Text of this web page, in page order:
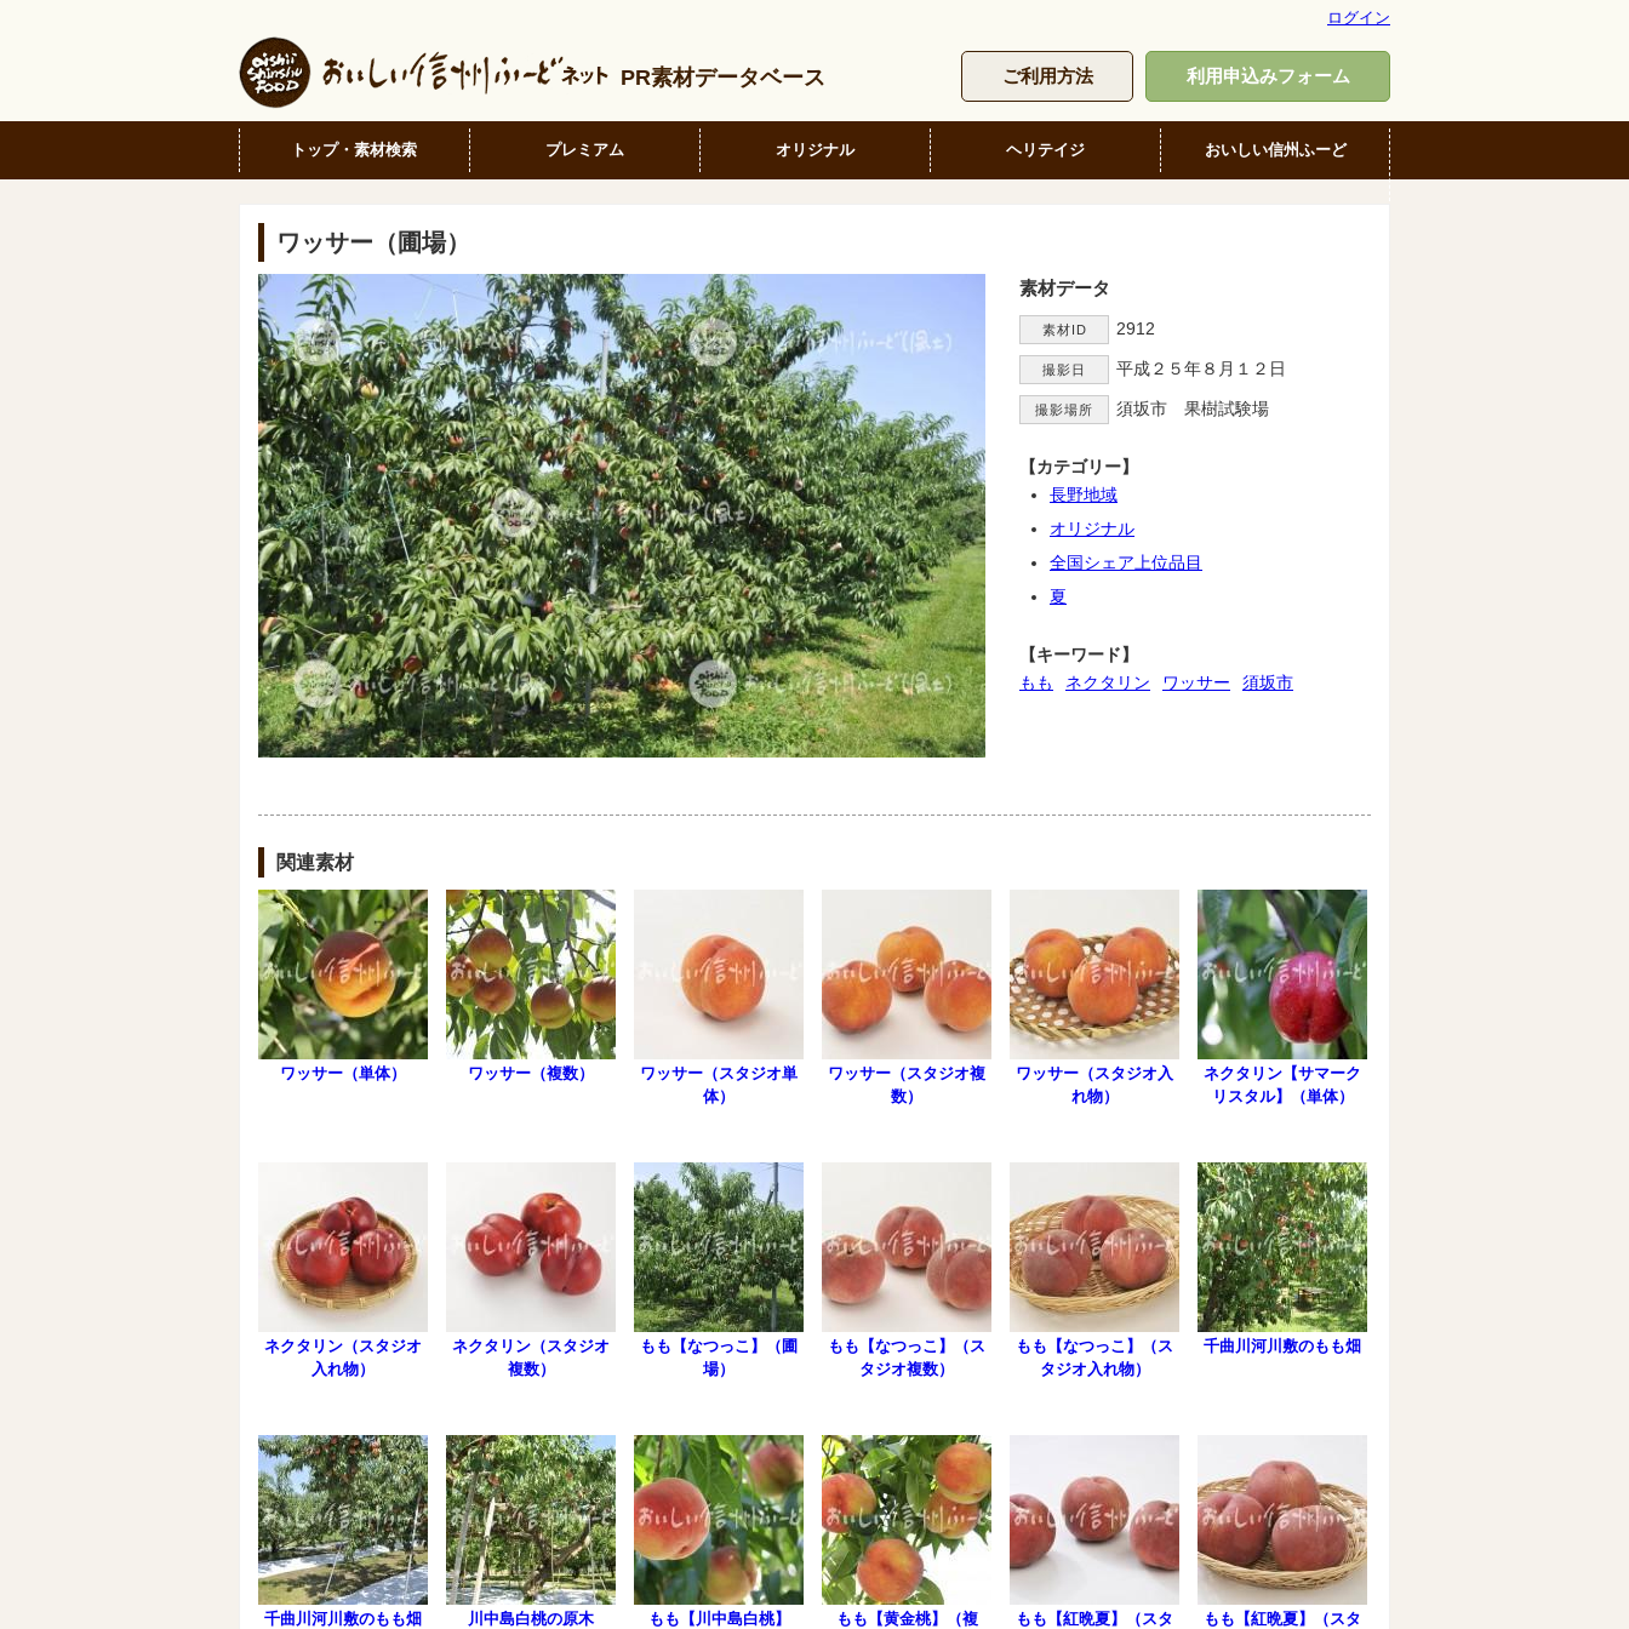
ログイン
PR素材データベース ご利用方法 利用申込みフォーム
トップ・素材検索 プレミアム オリジナル ヘリテイジ おいしい信州ふーど
ワッサー（圃場）
素材データ
素材ID 2912
撮影日 平成２５年８月１２日
撮影場所 須坂市 果樹試験場
【カテゴリー】
長野地域
オリジナル
全国シェア上位品目
夏
【キーワード】
もも
ネクタリン ワッサー 須坂市
関連素材
ワッサー（単体） ワッサー（複数）
ワッサー（スタジオ単
体）
ワッサー（スタジオ複
数）
ワッサー（スタジオ入
れ物）
ネクタリン【サマーク
リスタル】（単体）
ネクタリン（スタジオ
入れ物）
ネクタリン（スタジオ
複数）
もも【なつっこ】（圃
場）
もも【なつっこ】（ス
タジオ複数）
もも【なつっこ】（ス
タジオ入れ物）
千曲川河川敷のもも畑
千曲川河川敷のもも畑 川中島白桃の原木 もも【川中島白桃】 もも【黄金桃】（複 もも【紅晩夏】（スタ もも【紅晩夏】（スタ